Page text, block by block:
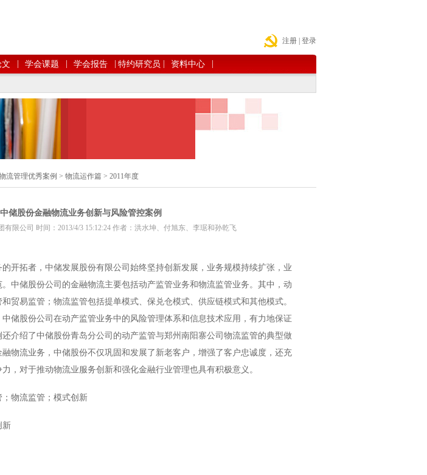
注册 登录
学会课题 学会报告 特约研究员 资料中心
流管理优秀案例 > 物流运作篇 > 2011年度
中储股份金融物流业务创新与风险管控案例
有限公司 时间：2013/4/3 15:12:24 作者：洪水坤、付旭东、李琚和孙乾飞
开拓者，中储发展股份有限公司始终坚持创新发展，业务规模持续扩张，业
中储股份公司的金融物流主要包括动产监管业务和物流监管业务。其中，动
贸易监管；物流监管包括提单模式、保兑仓模式、供应链模式和其他模式。
储股份公司在动产监管业务中的风险管理体系和信息技术应用，有力地保证
介绍了中储股份青岛分公司的动产监管与郑州南阳寨公司物流监管的典型做
物流业务，中储股份不仅巩固和发展了新老客户，增强了客户忠诚度，还充
，对于推动物流业服务创新和强化金融行业管理也具有积极意义。
物流监管；模式创新
新